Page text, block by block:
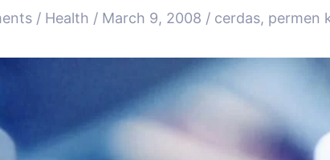
/ Health / March 9, 2008 / cerdas, permen